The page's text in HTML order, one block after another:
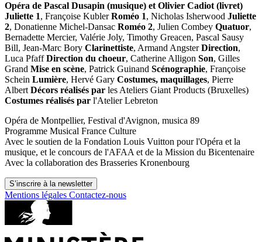
Opéra de Pascal Dusapin (musique) et Olivier Cadiot (livret)
Juliette 1, Françoise KublerRoméo 1, Nicholas Isherwood Juliette
2, Donatienne Michel-Dansac Roméo 2, Julien Combey Quatuor,
Bernadette Mercier, Valérie Joly, Timothy Greacen, Pascal Sausy
Bill, Jean-Marc Bory Clarinettiste, Armand AngsterDirection,
Luca PfaffDirection du choeur, Catherine Alligon Son, Gilles
Grand Mise en scène, Patrick Guinand Scénographie, Françoise
Schein Lumière, Hervé Gary Costumes, maquillages, Pierre
Albert Décors réalisés par les Ateliers Giant Products (Bruxelles)
Costumes réalisés par l'Atelier Lebreton
Opéra de Montpellier, Festival d'Avignon, musica 89
Programme Musical France Culture
Avec le soutien de la Fondation Louis Vuitton pour l'Opéra et la
musique, et le concours de l'AFAA et de la Mission du Bicentenaire
Avec la collaboration des Brasseries Kronenbourg
S’inscrire à la newsletter
Mentions légales Contactez-nous